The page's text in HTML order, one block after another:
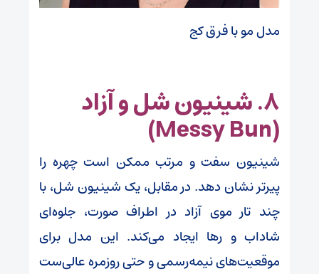
مدل مو با فرق کج
۸. شینیون شل و آزاد
(Messy Bun)
شینیون سفت و مرتب ممکن است چهره را
پیرتر نشان دهد. در مقابل، یک شینیون شل، با
چند تار موی آزاد در اطراف صورت، جلوه‌ای
شاداب و رها ایجاد می‌کند. این مدل برای
موقعیت‌های نیمه‌رسمی و حتی روزمره عالی‌ست